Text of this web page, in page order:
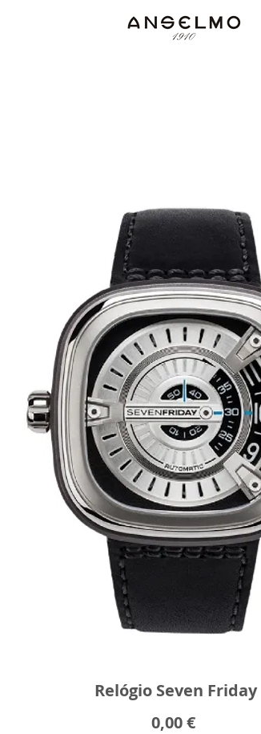
Relógio Seven Friday
0,00 €Preço